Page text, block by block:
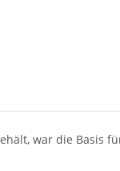
war die Basis